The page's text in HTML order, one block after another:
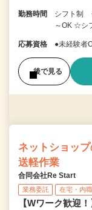
勤務時間
シフト制
～OK ☆シ
応募資格 ●未経験者
後で見る
ネットショッ
送軽作業
合同会社Re Start
業務委託 在宅・内職
【Wワーク歓迎